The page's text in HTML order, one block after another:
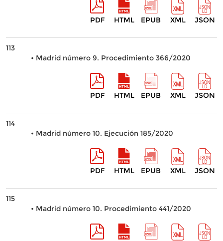
PDF HTML EPUB XML JSON
113
• Madrid número 9. Procedimiento 366/2020
PDF HTML EPUB XML JSON
114
• Madrid número 10. Ejecución 185/2020
PDF HTML EPUB XML JSON
115
• Madrid número 10. Procedimiento 441/2020